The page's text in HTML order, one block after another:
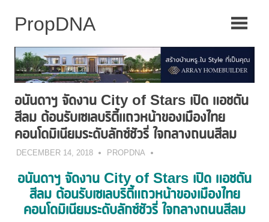
อนันดาฯ จัดงาน City of Stars เปิด แอชตัน
สีลม ต้อนรับเซเลบริตี้แถวหน้าของเมืองไทย
คอนโดมิเนียมระดับลักซ์ชัวรี่ ใจกลางถนนสีลม
DECEMBER 14, 2018 PROPDNA
อนันดาฯ จัดงาน City of Stars เปิด แอชตัน
สีลม ต้อนรับเซเลบริตี้แถวหน้าของเมืองไทย
คอนโดมิเนียมระดับลักซ์ชัวรี่ ใจกลางถนนสีลม